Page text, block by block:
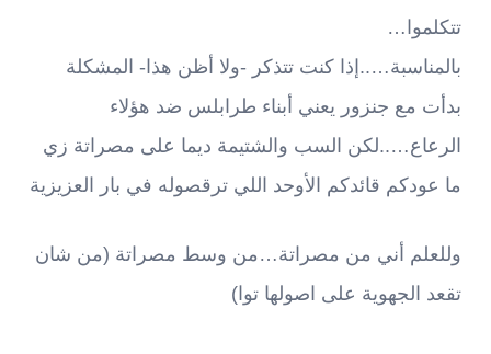
تتكلموا…
بالمناسبة…..إذا كنت تتذكر -ولا أظن هذا- المشكلة
بدأت مع جنزور يعني أبناء طرابلس ضد هؤلاء
الرعاع…..لكن السب والشتيمة ديما على مصراتة زي
ما عودكم قائدكم الأوحد اللي ترقصوله في بار العزيزية
وللعلم أني من مصراتة…من وسط مصراتة (من شان
تقعد الجهوية على اصولها توا)